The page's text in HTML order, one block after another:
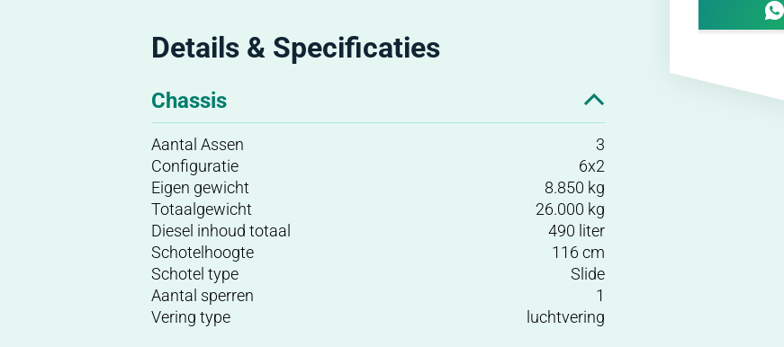
Details & Specificaties
Chassis
Aantal Assen
3
Configuratie
6x2
Eigen gewicht
8.850 kg
Totaalgewicht
26.000 kg
Diesel inhoud totaal
490 liter
Schotelhoogte
116 cm
Schotel type
Slide
Aantal sperren
1
Vering type
luchtvering